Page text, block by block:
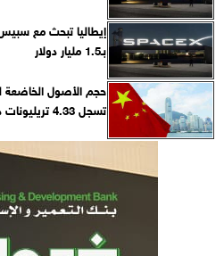
إيطاليا تبحث مع
بـ1.5 مليار دولار
حجم الأصول الخاضعة
تسجل 4.33 تريليونات دولار